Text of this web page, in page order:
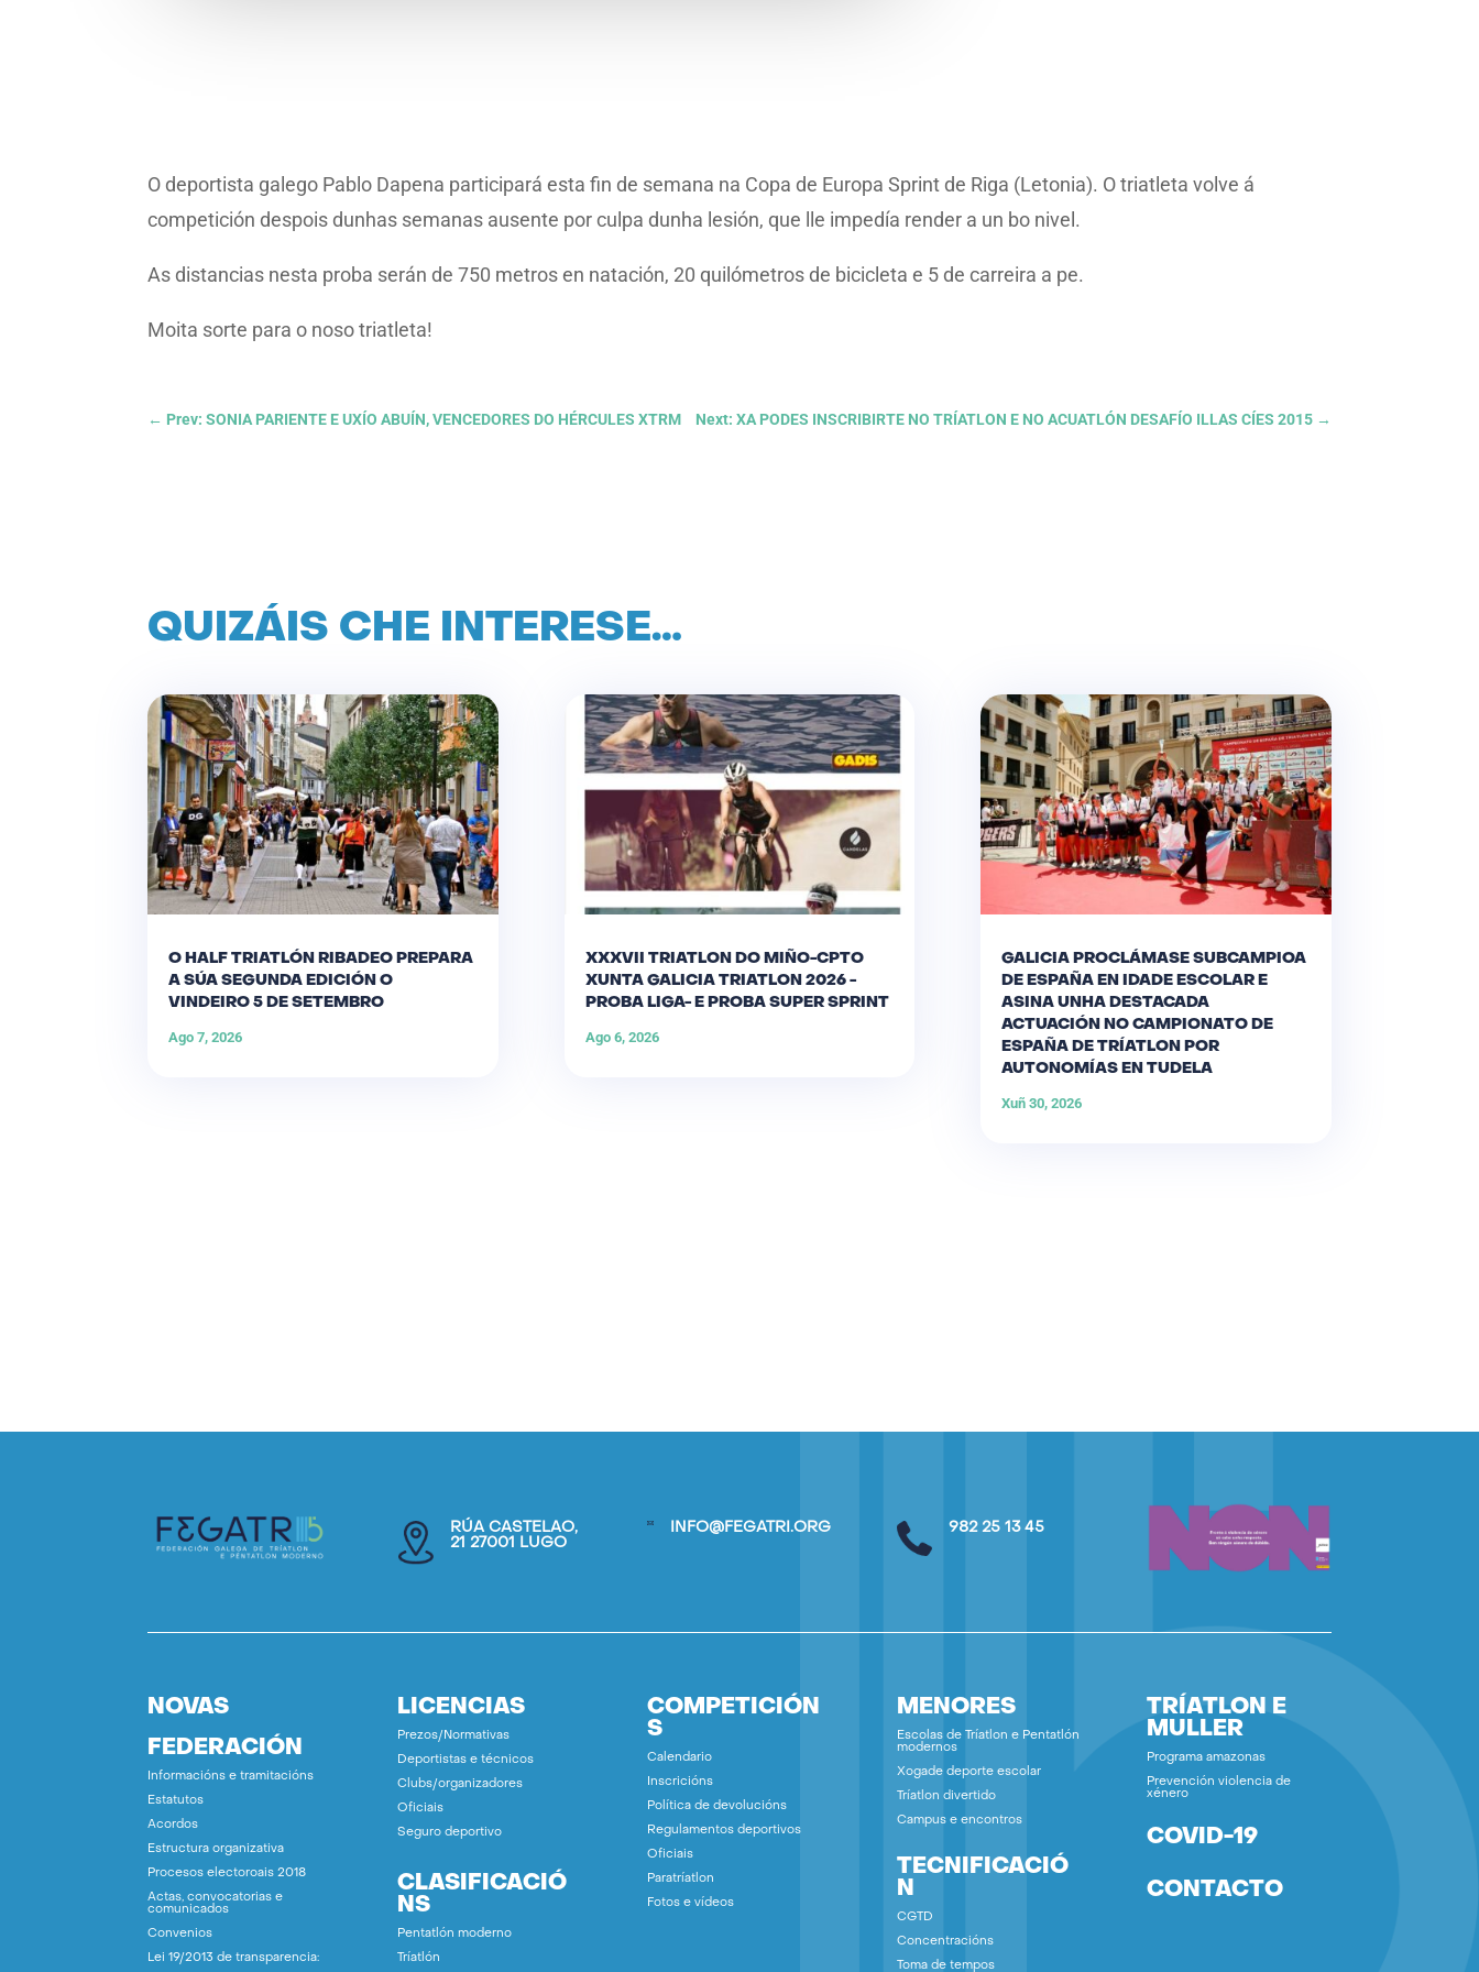
O deportista galego Pablo Dapena participará esta fin de semana na Copa de Europa Sprint de Riga (Letonia). O triatleta volve á
competición despois dunhas semanas ausente por culpa dunha lesión, que lle impedía render a un bo nivel.
As distancias nesta proba serán de 750 metros en natación, 20 quilómetros de bicicleta e 5 de carreira a pe.
Moita sorte para o noso triatleta!
← Prev: SONIA PARIENTE E UXÍO ABUÍN, VENCEDORES DO HÉRCULES XTRM Next: XA PODES INSCRIBIRTE NO TRÍATLON E NO ACUATLÓN DESAFÍO ILLAS CÍES 2015→
QUIZÁIS CHE INTERESE…
O HALF TRIATLÓN RIBADEO PREPARA
A SÚA SEGUNDA EDICIÓN O
VINDEIRO 5 DE SETEMBRO
Ago 7, 2026
XXXVII TRIATLON DO MIÑO-CPTO
XUNTA GALICIA TRIATLON 2026 -
PROBA LIGA- E PROBA SUPER SPRINT
Ago 6, 2026
GALICIA PROCLÁMASE SUBCAMPIOA
DE ESPAÑA EN IDADE ESCOLAR E
ASINA UNHA DESTACADA
ACTUACIÓN NO CAMPIONATO DE
ESPAÑA DE TRÍATLON POR
AUTONOMÍAS EN TUDELA
Xuñ 30, 2026
RÚA CASTELAO,
21 27001 LUGO
INFO@FEGATRI.ORG 982 25 13 45
NOVAS
FEDERACIÓN
Informacións e tramitacións
Estatutos
Acordos
Estructura organizativa
Procesos electoroais 2018
Actas, convocatorias e
comunicados
Convenios
Lei 19/2013 de transparencia:
LICENCIAS
Prezos/Normativas
Deportistas e técnicos
Clubs/organizadores
Oficiais
Seguro deportivo
CLASIFICACIÓ
NS
Pentatlón moderno
Tríatlón
COMPETICIÓN
S
Calendario
Inscricións
Política de devolucións
Regulamentos deportivos
Oficiais
Paratríatlon
Fotos e vídeos
MENORES
Escolas de Tríatlon e Pentatlón
modernos
Xogade deporte escolar
Tríatlon divertido
Campus e encontros
TECNIFICACIÓ
N
CGTD
Concentracións
Toma de tempos
TRÍATLON E
MULLER
Programa amazonas
Prevención violencia de
xénero
COVID-19
CONTACTO